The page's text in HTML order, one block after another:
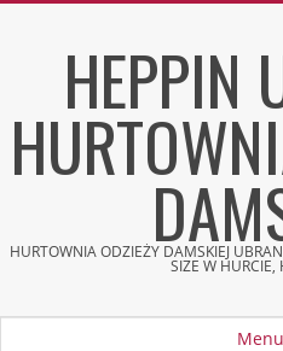
HEPPIN
HURTOWNIA ODZIEŻY DAMSKIEJ
SIZE W HURCIE,
Menu